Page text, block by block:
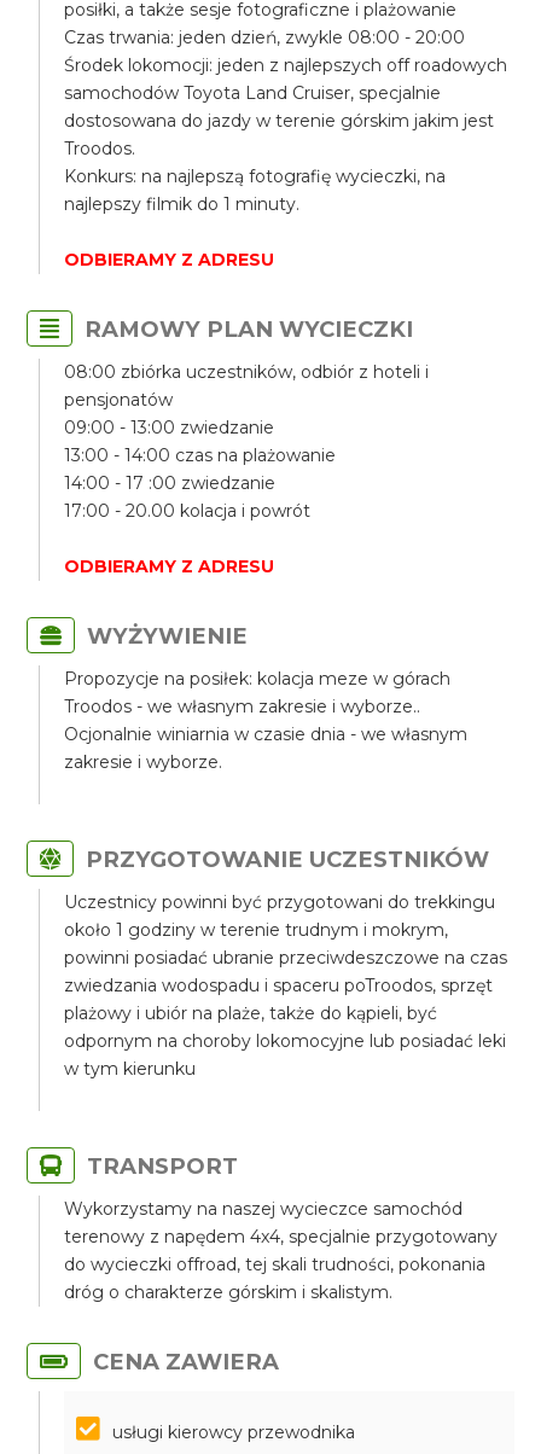
posiłki, a także sesje fotograficzne i plażowanie
Czas trwania: jeden dzień, zwykle 08:00 - 20:00
Środek lokomocji: jeden z najlepszych off roadowych
samochodów Toyota Land Cruiser, specjalnie
dostosowana do jazdy w terenie górskim jakim jest
Troodos.
Konkurs: na najlepszą fotografię wycieczki, na
najlepszy filmik do 1 minuty.
ODBIERAMY Z ADRESU
RAMOWY PLAN WYCIECZKI
08:00 zbiórka uczestników, odbiór z hoteli i
pensjonatów
09:00 - 13:00 zwiedzanie
13:00 - 14:00 czas na plażowanie
14:00 - 17 :00 zwiedzanie
17:00 - 20.00 kolacja i powrót
ODBIERAMY Z ADRESU
WYŻYWIENIE
Propozycje na posiłek: kolacja meze w górach
Troodos - we własnym zakresie i wyborze..
Ocjonalnie winiarnia w czasie dnia - we własnym
zakresie i wyborze.
PRZYGOTOWANIE UCZESTNIKÓW
Uczestnicy powinni być przygotowani do trekkingu
około 1 godziny w terenie trudnym i mokrym,
powinni posiadać ubranie przeciwdeszczowe na czas
zwiedzania wodospadu i spaceru poTroodos, sprzęt
plażowy i ubiór na plaże, także do kąpieli, być
odpornym na choroby lokomocyjne lub posiadać leki
w tym kierunku
TRANSPORT
Wykorzystamy na naszej wycieczce samochód
terenowy z napędem 4x4, specjalnie przygotowany
do wycieczki offroad, tej skali trudności, pokonania
dróg o charakterze górskim i skalistym.
CENA ZAWIERA
usługi kierowcy przewodnika